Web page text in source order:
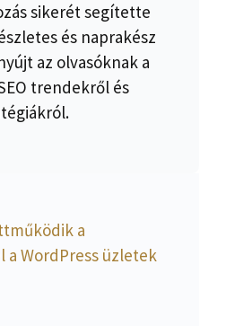
sikerét segítette
és naprakész
az olvasóknak a
trendekről és
a
a WordPress üzletek